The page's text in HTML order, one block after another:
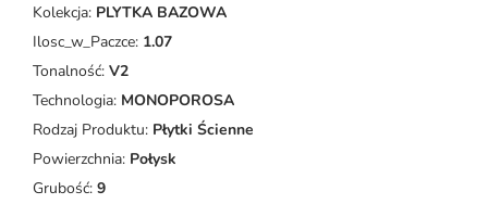
Kolekcja: PLYTKA BAZOWA
Ilosc_w_Paczce: 1.07
Tonalność: V2
Technologia: MONOPOROSA
Rodzaj Produktu: Płytki Ścienne
Powierzchnia: Połysk
Grubość: 9